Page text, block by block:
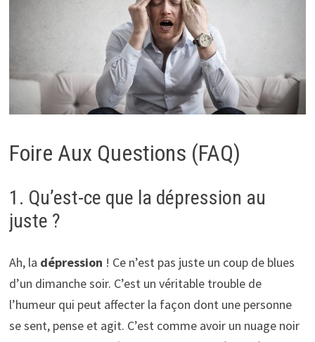
Foire Aux Questions (FAQ)
1. Qu’est-ce que la dépression au
juste ?
Ah, la dépression ! Ce n’est pas juste un coup de blues
d’un dimanche soir. C’est un véritable trouble de
l’humeur qui peut affecter la façon dont une personne
se sent, pense et agit. C’est comme avoir un nuage noir